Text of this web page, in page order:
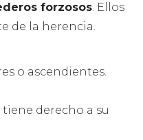
forzosos. Ellos
de la herencia.
o ascendientes.
derecho a su